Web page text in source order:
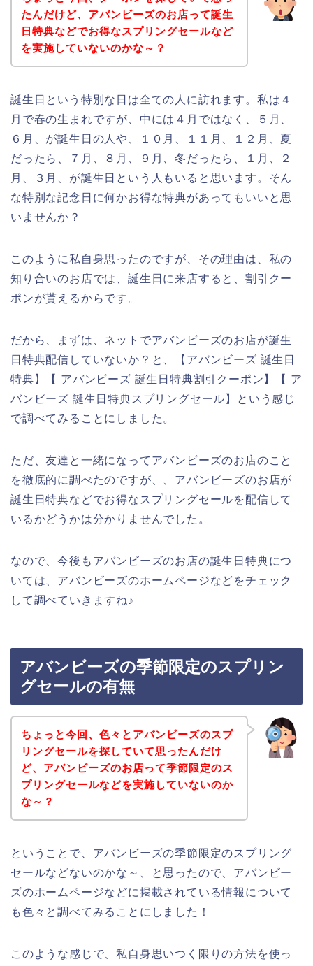
たんだけど、アバンビーズのお店って誕生
日特典などでお得なスプリングセールなど
を実施していないのかな～？
誕生日という特別な日は全ての人に訪れます。私は４
月で春の生まれですが、中には４月ではなく、５月、
６月、が誕生日の人や、１０月、１１月、１２月、夏
だったら、７月、８月、９月、冬だったら、１月、２
月、３月、が誕生日という人もいると思います。そん
な特別な記念日に何かお得な特典があってもいいと思
いませんか？
このように私自身思ったのですが、その理由は、私の
知り合いのお店では、誕生日に来店すると、割引クー
ポンが貰えるからです。
だから、まずは、ネットでアバンビーズのお店が誕生
日特典配信していないか？と、【アバンビーズ 誕生日
特典】【 アバンビーズ 誕生日特典割引クーポン】【 ア
バンビーズ 誕生日特典スプリングセール】という感じ
で調べてみることにしました。
ただ、友達と一緒になってアバンビーズのお店のこと
を徹底的に調べたのですが、、アバンビーズのお店が
誕生日特典などでお得なスプリングセールを配信して
いるかどうかは分かりませんでした。
なので、今後もアバンビーズのお店の誕生日特典につ
いては、アバンビーズのホームページなどをチェック
して調べていきますね♪
アバンビーズの季節限定のスプリン
グセールの有無
ちょっと今回、色々とアバンビーズのスプ
リングセールを探していて思ったんだけ
ど、アバンビーズのお店って季節限定のス
プリングセールなどを実施していないのか
な～？
ということで、アバンビーズの季節限定のスプリング
セールなどないのかな～、と思ったので、アバンビー
ズのホームページなどに掲載されている情報について
も色々と調べてみることにしました！
このような感じで、私自身思いつく限りの方法を使っ